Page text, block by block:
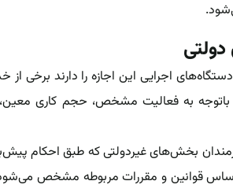
اجرایی این اجازه را دارند برخی
باتوجه به فعالیت مشخص، حجم کاری
بخش‌های غیردولتی که طبق احکام
قوانین و مقررات مربوطه مشخص می‌شود